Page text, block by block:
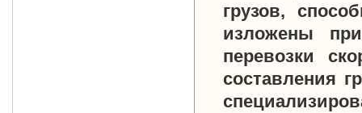
грузов,
изложены
перевозки
составления